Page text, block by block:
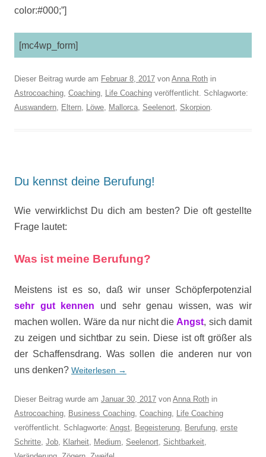
color:#000;”]
[mc4wp_form]
Dieser Beitrag wurde am Februar 8, 2017 von Anna Roth in
Astrocoaching, Coaching, Life Coaching veröffentlicht. Schlagworte:
Auswandern, Eltern, Löwe, Mallorca, Seelenort, Skorpion.
Du kennst deine Berufung!
Wie verwirklichst Du dich am besten? Die oft gestellte
Frage lautet:
Was ist meine Berufung?
Meistens ist es so, daß wir unser Schöpferpotenzial
sehr gut kennen und sehr genau wissen, was wir
machen wollen. Wäre da nur nicht dieAngst, sich damit
zu zeigen und sichtbar zu sein. Diese ist oft größer als
der Schaffensdrang. Was sollen die anderen nur von
uns denken? Weiterlesen →
Dieser Beitrag wurde am Januar 30, 2017 von Anna Roth in
Astrocoaching, Business Coaching, Coaching, Life Coaching
veröffentlicht. Schlagworte: Angst, Begeisterung, Berufung, erste
Schritte, Job, Klarheit, Medium, Seelenort, Sichtbarkeit,